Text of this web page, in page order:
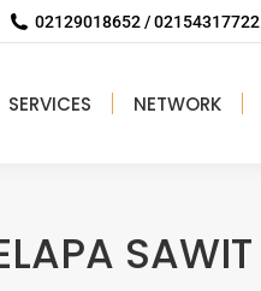
02129018652 / 02154317722
SERVICES NETWORK
SAWIT